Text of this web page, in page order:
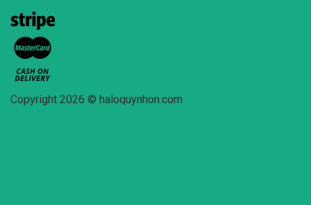
Copyright 2026 © haloquynhon.com